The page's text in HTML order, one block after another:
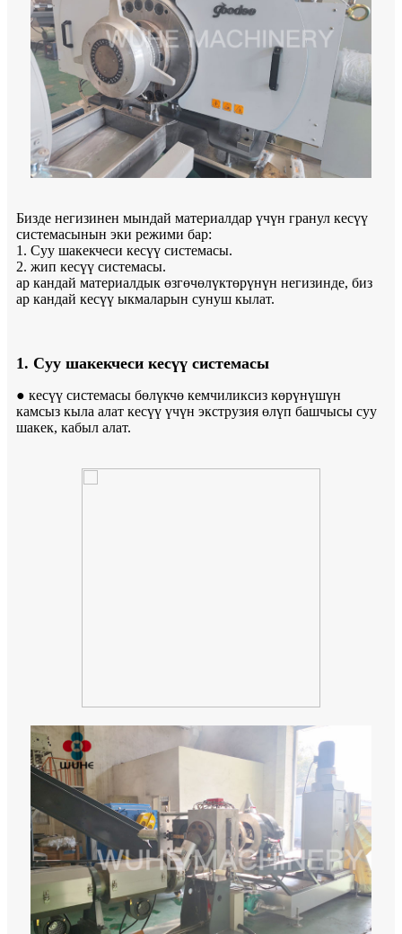
Бизде негизинен мындай материалдар үчүн гранул кесүү
системасынын эки режими бар:
1. Суу шакекчеси кесүү системасы.
2. жип кесүү системасы.
ар кандай материалдык өзгөчөлүктөрүнүн негизинде, биз
ар кандай кесүү ыкмаларын сунуш кылат.
1. Суу шакекчеси кесүү системасы
● кесүү системасы бөлүкчө кемчиликсиз көрүнүшүн
камсыз кыла алат кесүү үчүн экструзия өлүп башчысы суу
шакек, кабыл алат.